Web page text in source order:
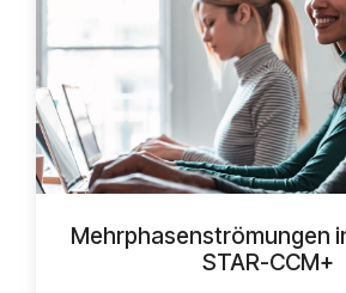
Mehrphasenströmungen
STAR-CCM+